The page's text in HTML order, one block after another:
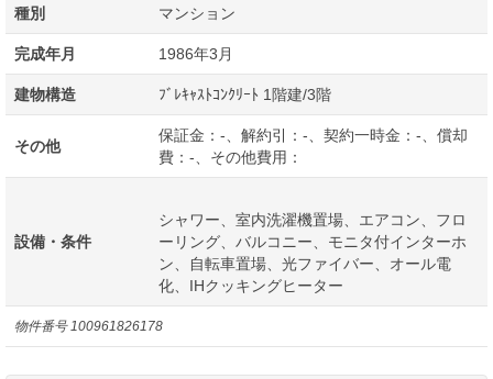
物件番号100961826178
種別 マンション
完成年月 1986年3月
建物構造 ﾌﾞﾚｷｬｽﾄｺﾝｸﾘｰﾄ 1階建/3階
その他
保証金：-、解約引：-、契約一時金：-、償却
費：-、その他費用：
設備・条件
シャワー、室内洗濯機置場、エアコン、フロ
ーリング、バルコニー、モニタ付インターホ
ン、自転車置場、光ファイバー、オール電
化、IHクッキングヒーター